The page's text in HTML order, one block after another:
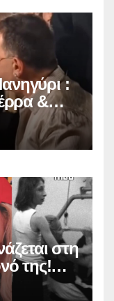
:
&
στη
της!